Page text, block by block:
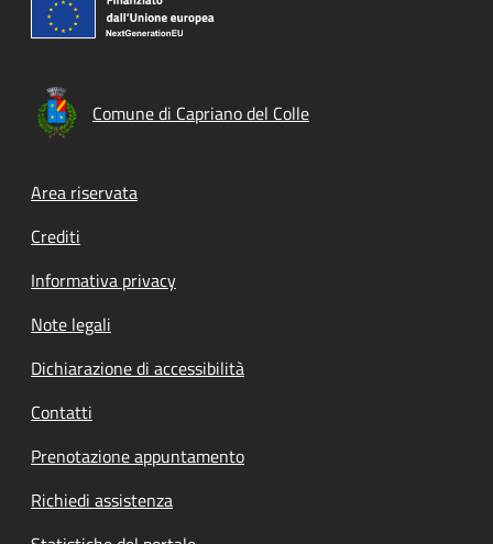
Comune di Capriano del Colle
Footer menu
Area riservata
Crediti
Informativa privacy
Note legali
Dichiarazione di accessibilità
Contatti
Prenotazione appuntamento
Richiedi assistenza